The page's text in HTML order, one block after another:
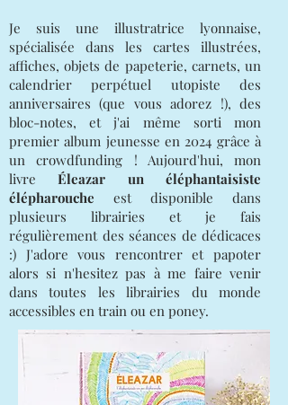
Je suis une illustratrice lyonnaise,
spécialisée dans les cartes illustrées,
affiches, objets de papeterie, carnets, un
calendrier perpétuel utopiste des
anniversaires (que vous adorez !), des
bloc-notes, et j'ai même sorti mon
premier album jeunesse en 2024 grâce à
un crowdfunding ! Aujourd'hui, mon
livreÉleazar un éléphantaisiste
élépharouche est disponible dans
plusieurs librairies et je fais
régulièrement des séances de dédicaces
:) J'adore vous rencontrer et papoter
alors si n'hesitez pas à me faire venir
dans toutes les librairies du monde
accessibles en train ou en poney.​​​​​